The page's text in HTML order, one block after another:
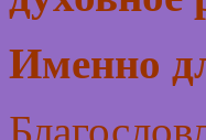
Именно